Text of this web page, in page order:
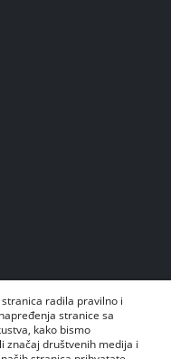
radila pravilno i
stranice sa
kako bismo
značaj društvenih medija i